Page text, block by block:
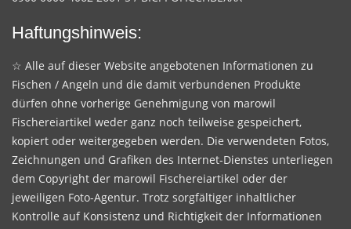
Haftungshinweis:
☆ Alle auf dieser Website angebotenen Informationen zu
Fischen / Angeln und die damit verbundenen Produkte
dürfen ohne vorherige Genehmigung von marowil
Fischereiartikel weder ganz noch teilweise gespeichert,
kopiert oder weitergegeben werden. Die verwendeten Fotos,
Zeichnungen und Grafiken des Internet-Dienstes unterliegen
dem Copyright der marowil Fischereiartikel oder der
jeweiligen Foto-Agentur. Trotz sorgfältiger inhaltlicher
Kontrolle auf Konsistenz und Richtigkeit der Informationen